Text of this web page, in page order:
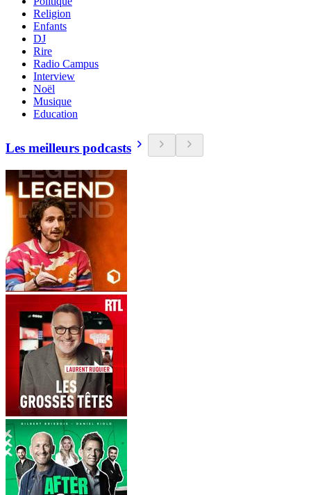
Religion
Enfants
DJ
Rire
Radio Campus
Interview
Noël
Musique
Education
Les meilleurs podcasts